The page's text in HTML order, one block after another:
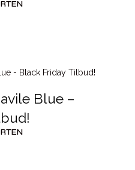
Blue –